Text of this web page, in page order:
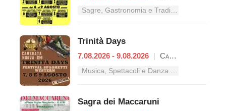
Trinità Days
7.08.2026 - 9.08.2026 | Camerata Nuova
Sagra dei Maccaruni